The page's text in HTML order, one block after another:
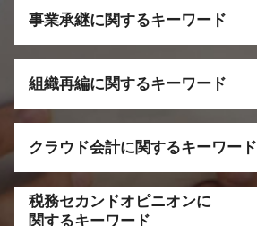
法人 税務調査
顧問税理士 できること
相続税 申告 遅れた場合
相続税 二次相続
相続税 税理士 相談
相続税 配偶者控除
税理士 神奈川 相続税
事業承継に関するキーワード
M&A 税理士 栃木
事業承継税制 注意点
事業承継 税理士
税理士 千葉 事業承継
税理士 千代田区 事業承継
自社株 評価
組織再編に関するキーワード
会社分割 適格要件
税理士 千葉 組織再編
株式交換 子会社化 仕組み
組織再編 税理士 相談
クラウド会計に関するキーワード
クラウド会計 税理士 千代田区
クラウド会計 導入
税務セカンドオピニオンに
関するキーワード